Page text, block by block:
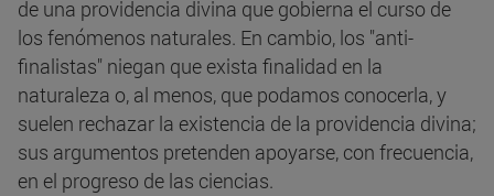
de una providencia divina que gobierna el curso de
los fenómenos naturales. En cambio, los "anti-
finalistas" niegan que exista finalidad en la
naturaleza o, al menos, que podamos conocerla, y
suelen rechazar la existencia de la providencia divina;
sus argumentos pretenden apoyarse, con frecuencia,
en el progreso de las ciencias.